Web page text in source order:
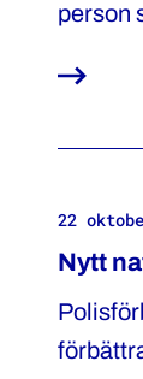
person
av
22
Nytt